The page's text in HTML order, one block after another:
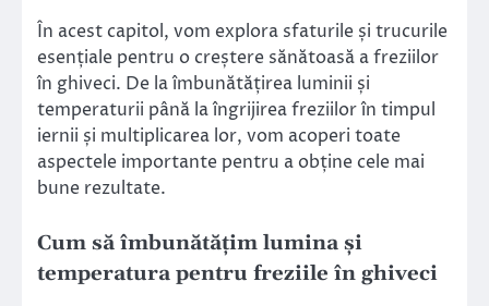
În acest capitol, vom explora sfaturile și trucurile
esențiale pentru o creștere sănătoasă a freziilor
în ghiveci. De la îmbunătățirea luminii și
temperaturii până la îngrijirea freziilor în timpul
iernii și multiplicarea lor, vom acoperi toate
aspectele importante pentru a obține cele mai
bune rezultate.
Cum să îmbunătățim lumina și
temperatura pentru freziile în ghiveci